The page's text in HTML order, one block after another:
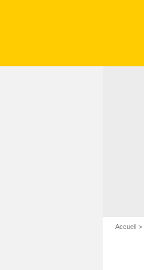
Accueil